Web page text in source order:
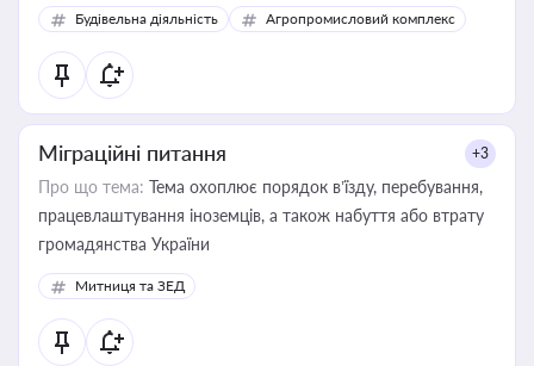
Будівельна діяльність Агропромисловий комплекс
Міграційні питання +3
Про що тема: Тема охоплює порядок в’їзду, перебування,
працевлаштування іноземців, а також набуття або втрату
громадянства України
Митниця та ЗЕД